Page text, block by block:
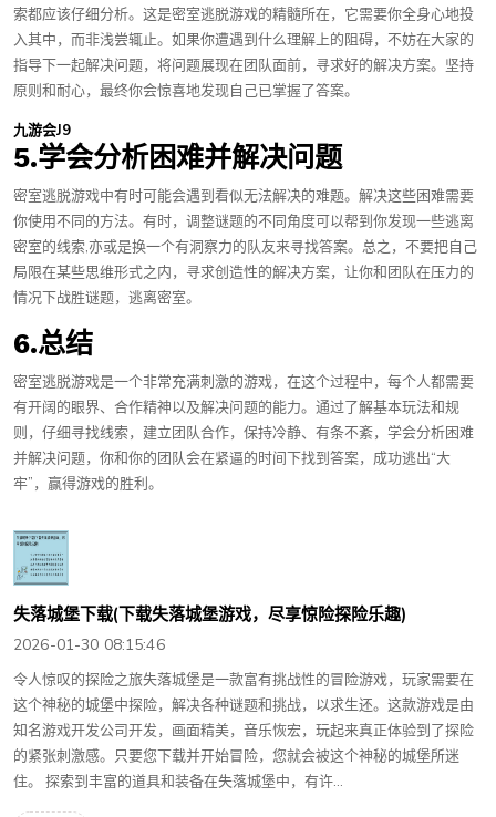
索都应该仔细分析。这是密室逃脱游戏的精髓所在，它需要你全身心地投
入其中，而非浅尝辄止。如果你遭遇到什么理解上的阻碍，不妨在大家的
指导下一起解决问题，将问题展现在团队面前，寻求好的解决方案。坚持
原则和耐心，最终你会惊喜地发现自己已掌握了答案。
九游会J9
5.学会分析困难并解决问题
密室逃脱游戏中有时可能会遇到看似无法解决的难题。解决这些困难需要
你使用不同的方法。有时，调整谜题的不同角度可以帮到你发现一些逃离
密室的线索,亦或是换一个有洞察力的队友来寻找答案。总之，不要把自己
局限在某些思维形式之内，寻求创造性的解决方案，让你和团队在压力的
情况下战胜谜题，逃离密室。
6.总结
密室逃脱游戏是一个非常充满刺激的游戏，在这个过程中，每个人都需要
有开阔的眼界、合作精神以及解决问题的能力。通过了解基本玩法和规
则，仔细寻找线索，建立团队合作，保持冷静、有条不紊，学会分析困难
并解决问题，你和你的团队会在紧逼的时间下找到答案，成功逃出“大
牢”，赢得游戏的胜利。
失落城堡下载(下载失落城堡游戏，尽享惊险探险乐趣)
2026-01-30 08:15:46
令人惊叹的探险之旅失落城堡是一款富有挑战性的冒险游戏，玩家需要在
这个神秘的城堡中探险，解决各种谜题和挑战，以求生还。这款游戏是由
知名游戏开发公司开发，画面精美，音乐恢宏，玩起来真正体验到了探险
的紧张刺激感。只要您下载并开始冒险，您就会被这个神秘的城堡所迷
住。 探索到丰富的道具和装备在失落城堡中，有许...